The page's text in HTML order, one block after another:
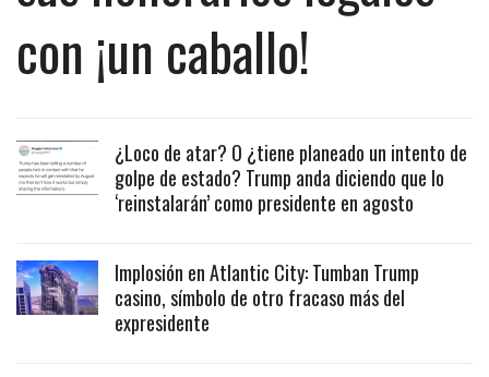
con ¡un caballo!
¿Loco de atar? O ¿tiene planeado un intento de
golpe de estado? Trump anda diciendo que lo
‘reinstalarán’ como presidente en agosto
Implosión en Atlantic City: Tumban Trump
casino, símbolo de otro fracaso más del
expresidente